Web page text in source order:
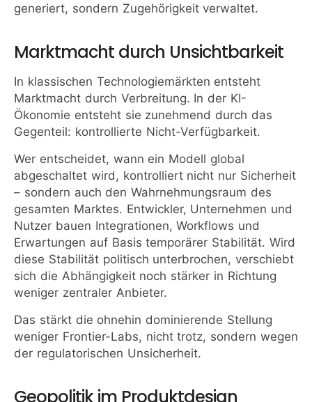
generiert, sondern Zugehörigkeit verwaltet.
Marktmacht durch Unsichtbarkeit
In klassischen Technologiemärkten entsteht
Marktmacht durch Verbreitung. In der KI-
Ökonomie entsteht sie zunehmend durch das
Gegenteil: kontrollierte Nicht-Verfügbarkeit.
Wer entscheidet, wann ein Modell global
abgeschaltet wird, kontrolliert nicht nur Sicherheit
– sondern auch den Wahrnehmungsraum des
gesamten Marktes. Entwickler, Unternehmen und
Nutzer bauen Integrationen, Workflows und
Erwartungen auf Basis temporärer Stabilität. Wird
diese Stabilität politisch unterbrochen, verschiebt
sich die Abhängigkeit noch stärker in Richtung
weniger zentraler Anbieter.
Das stärkt die ohnehin dominierende Stellung
weniger Frontier-Labs, nicht trotz, sondern wegen
der regulatorischen Unsicherheit.
Geopolitik im Produktdesign